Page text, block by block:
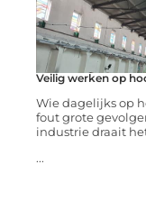
Veilig werken op
Wie dagelijks op
fout grote
industrie draait
...